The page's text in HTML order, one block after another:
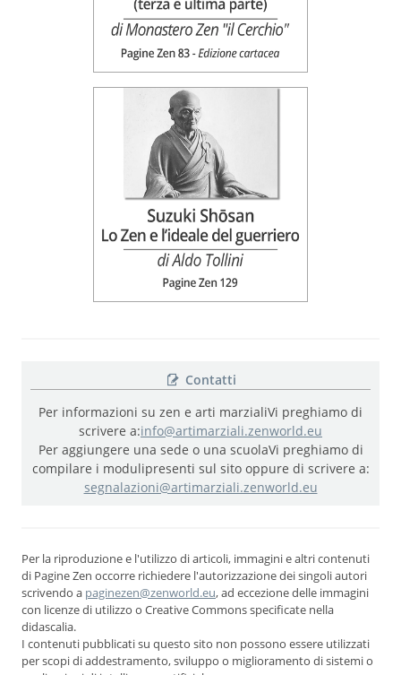
Contatti
Per informazioni su zen e arti marzialiVi preghiamo di
scrivere a:info@artimarziali.zenworld.eu
Per aggiungere una sede o una scuolaVi preghiamo di
compilare i modulipresenti sul sito oppure di scrivere a:
segnalazioni@artimarziali.zenworld.eu
Per la riproduzione e l'utilizzo di articoli, immagini e altri contenuti
di Pagine Zen occorre richiedere l'autorizzazione dei singoli autori
scrivendo a paginezen@zenworld.eu, ad eccezione delle immagini
con licenze di utilizzo o Creative Commons specificate nella
didascalia.
I contenuti pubblicati su questo sito non possono essere utilizzati
per scopi di addestramento, sviluppo o miglioramento di sistemi o